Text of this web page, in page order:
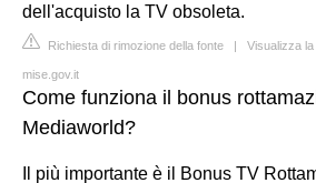
dell'acquisto la TV obsoleta.
Richiesta di rimozione della fonte | Visualizza
mise.gov.it
Come funziona il bonus
Mediaworld?
Il più importante è il Bonus TV